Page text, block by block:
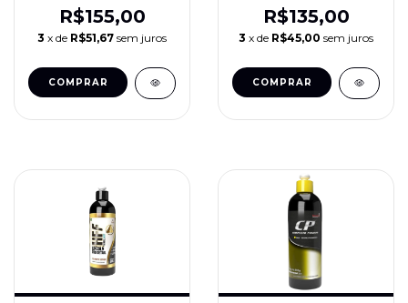
R$155,00
3 x de R$51,67 sem juros
R$135,00
3 x de R$45,00 sem juros